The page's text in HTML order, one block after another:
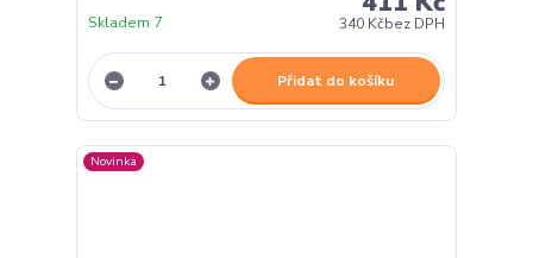
340 Kčbez DPH
Skladem 7
Přidat do košíku
Novinka